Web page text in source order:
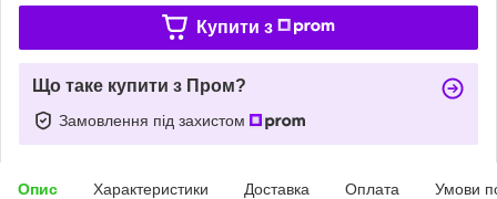
Купити з
Що таке купити з Пром?
Замовлення під захистом
Опис Характеристики Доставка Оплата Умови